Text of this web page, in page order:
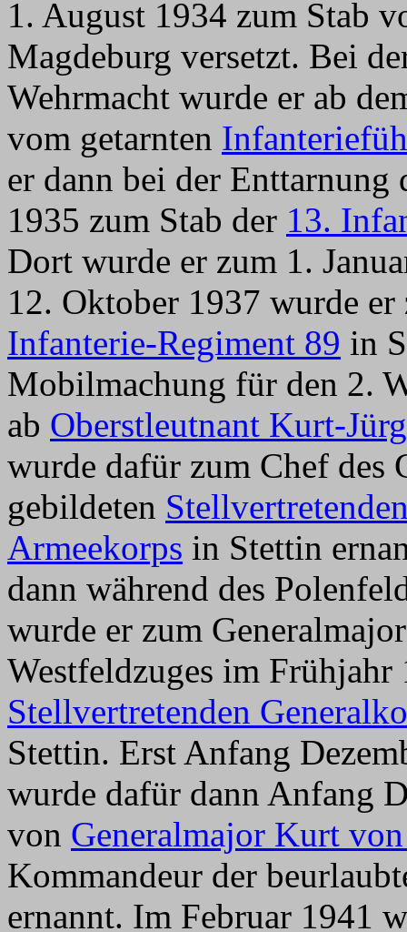
1. August 1934 zum Stab
Magdeburg versetzt. Bei
Wehrmacht wurde er ab
vom getarnten
er dann bei der Enttarnung
1935 zum Stab der 13.
Dort wurde er zum 1.
12. Oktober 1937 wurde
Infanterie-Regiment 89 in
Mobilmachung für den 2.
ab Oberstleutnant Kurt-
wurde dafür zum Chef des
gebildeten
Armeekorps in Stettin
dann während des
wurde er zum
Westfeldzuges im
Stellvertretenden
Stettin. Erst Anfang
wurde dafür dann Anfang
von Generalmajor Kurt
Kommandeur der
ernannt. Im Februar 1941